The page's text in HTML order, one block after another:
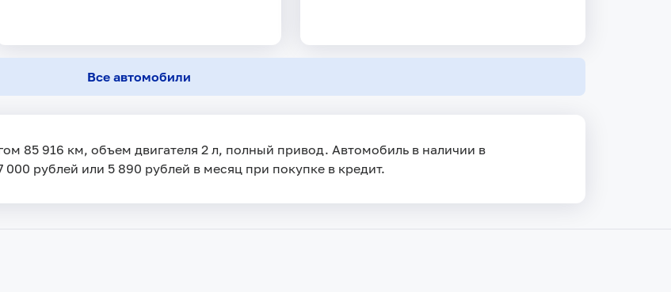
Все автомобили
85 916 км, объем двигателя 2 л, полный привод. Автомобиль в наличии в
рублей или 5 890 рублей в месяц при покупке в кредит.